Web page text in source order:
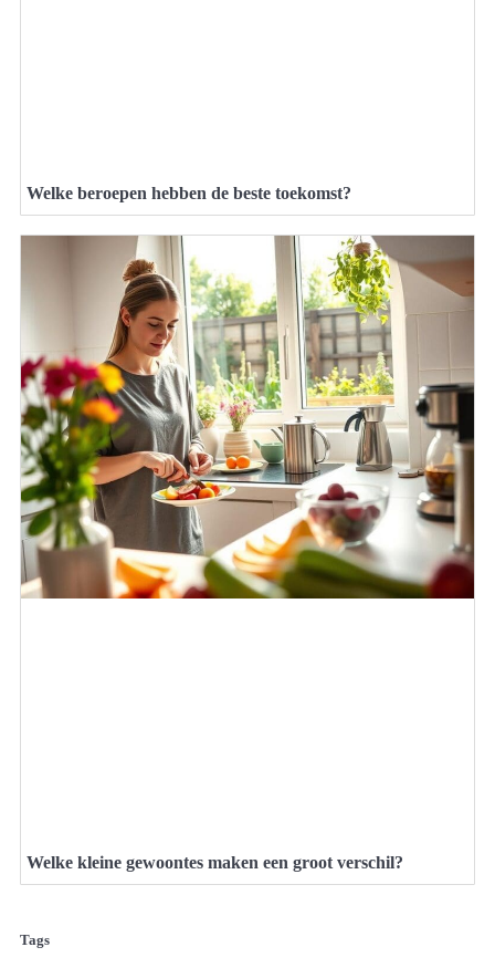
Welke beroepen hebben de beste toekomst?
Welke kleine gewoontes maken een groot verschil?
Tags